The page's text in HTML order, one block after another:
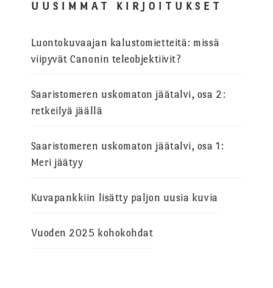
UUSIMMAT KIRJOITUKSET
Luontokuvaajan kalustomietteitä: missä
viipyvät Canonin teleobjektiivit?
Saaristomeren uskomaton jäätalvi, osa 2:
retkeilyä jäällä
Saaristomeren uskomaton jäätalvi, osa 1:
Meri jäätyy
Kuvapankkiin lisätty paljon uusia kuvia
Vuoden 2025 kohokohdat